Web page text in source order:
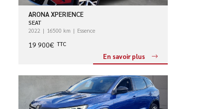
ARONA XPERIENCE
SEAT
2022 16500 km Essence
19 900€ TTC
En savoir plus